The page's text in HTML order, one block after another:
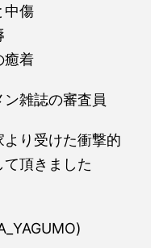
中傷
癒着
雑誌の審査員
り受けた衝撃的
頂きました